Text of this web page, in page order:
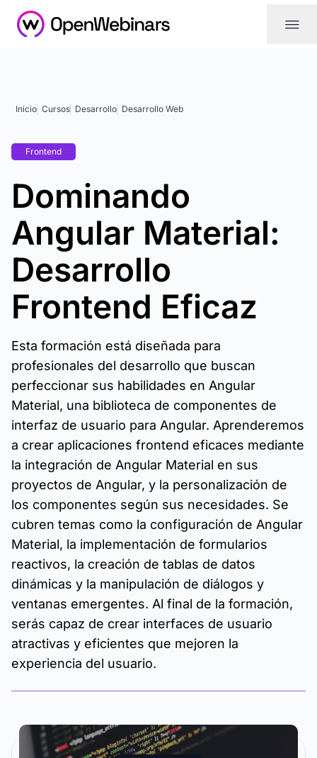
|||
Inicio Cursos Desarrollo Desarrollo Web
Frontend
Dominando
Angular Material:
Desarrollo
Frontend Eficaz
Esta formación está diseñada para
profesionales del desarrollo que buscan
perfeccionar sus habilidades en Angular
Material, una biblioteca de componentes de
interfaz de usuario para Angular. Aprenderemos
a crear aplicaciones frontend eficaces mediante
la integración de Angular Material en sus
proyectos de Angular, y la personalización de
los componentes según sus necesidades. Se
cubren temas como la configuración de Angular
Material, la implementación de formularios
reactivos, la creación de tablas de datos
dinámicas y la manipulación de diálogos y
ventanas emergentes. Al final de la formación,
serás capaz de crear interfaces de usuario
atractivas y eficientes que mejoren la
experiencia del usuario.